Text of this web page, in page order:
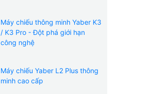
Máy chiếu thông minh Yaber K3
/ K3 Pro - Đột phá giới hạn
công nghệ
Máy chiếu Yaber L2 Plus thông
minh cao cấp